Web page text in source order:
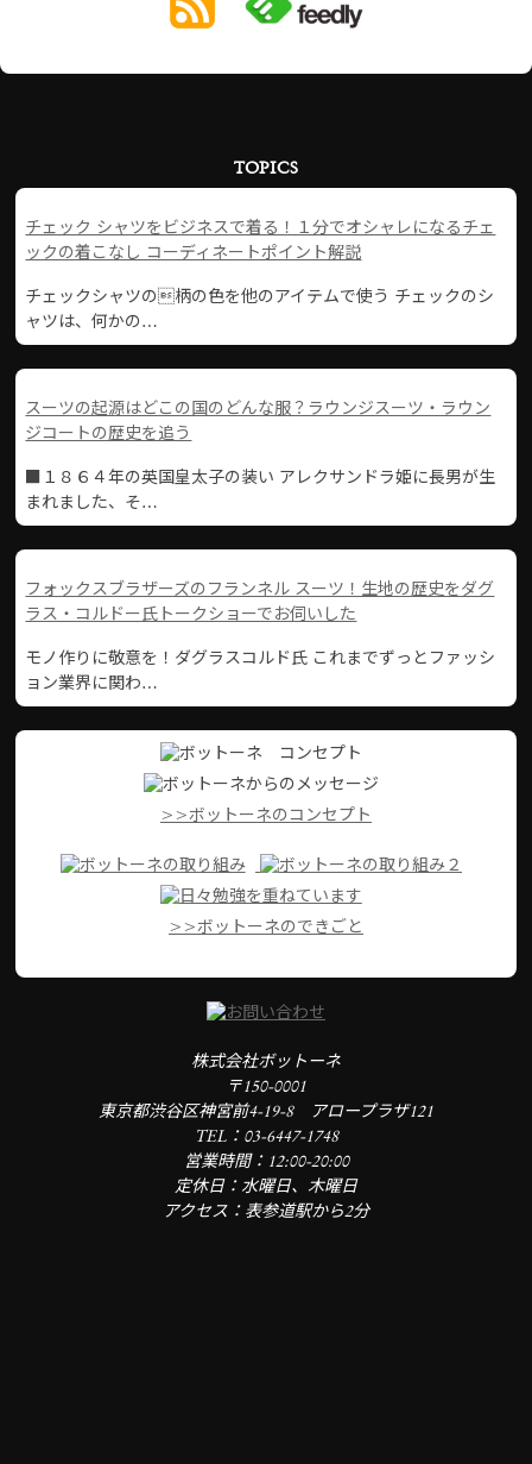
TOPICS
チェック シャツをビジネスで着る！１分でオシャレになるチェ
ックの着こなし コーディネートポイント解説
チェックシャツの柄の色を他のアイテムで使う チェックのシ
ャツは、何かの…
スーツの起源はどこの国のどんな服？ラウンジスーツ・ラウン
ジコートの歴史を追う
■１８６４年の英国皇太子の装い アレクサンドラ姫に長男が生
まれました、そ…
フォックスブラザーズのフランネル スーツ！生地の歴史をダグ
ラス・コルドー氏トークショーでお伺いした
モノ作りに敬意を！ダグラスコルド氏 これまでずっとファッシ
ョン業界に関わ…
>>ボットーネのコンセプト
>>ボットーネのできごと
株式会社ボットーネ
〒150-0001
東京都渋谷区神宮前4-19-8 アロープラザ121
TEL：03-6447-1748
営業時間：12:00-20:00
定休日：水曜日、木曜日
アクセス：表参道駅から2分